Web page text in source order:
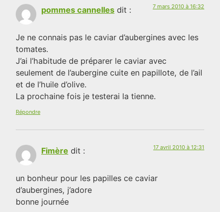
pommes cannelles dit : 7 mars 2010 à 16:32
Je ne connais pas le caviar d’aubergines avec les
tomates.
J’ai l’habitude de préparer le caviar avec
seulement de l’aubergine cuite en papillote, de l’ail
et de l’huile d’olive.
La prochaine fois je testerai la tienne.
Répondre
Fimère dit : 17 avril 2010 à 12:31
un bonheur pour les papilles ce caviar
d’aubergines, j’adore
bonne journée